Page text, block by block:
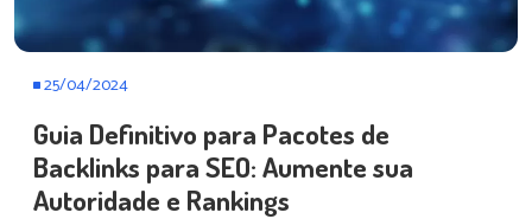
25/04/2024
Guia Definitivo para Pacotes de
Backlinks para SEO: Aumente sua
Autoridade e Rankings